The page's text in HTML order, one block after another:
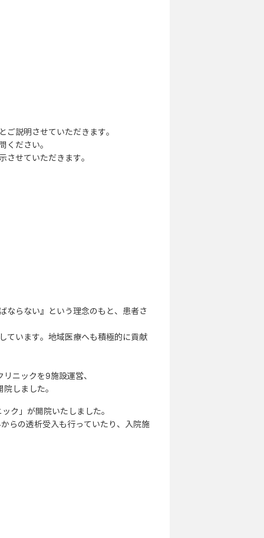
説明させていただきます。
ください。
せていただきます。
ならない』という理念のもと、患者さ
ています。地域医療へも積極的に貢献
ニックを9施設運営、
しました。
ク」が開院いたしました。
らの透析受入も行っていたり、入院施